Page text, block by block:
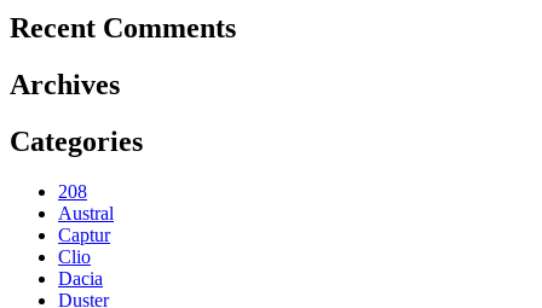
Recent Comments
Archives
Categories
208
Austral
Captur
Clio
Dacia
Duster